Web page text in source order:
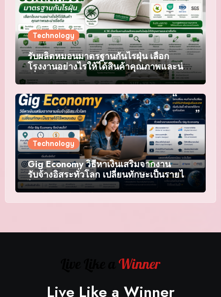
Technology
รับผลิตหมอนมาตรฐานกันไรฝุ่น เลือก
โรงงานอย่างไรให้ได้สินค้าคุณภาพและน่า
เชื่อถือ
Technology
Gig Economy วิธีหาเงินเสริมจากงาน
รับจ้างอิสระทั่วโลก เปลี่ยนทักษะเป็นรายได้
ไร้พรมแดน
Live Like a Winner